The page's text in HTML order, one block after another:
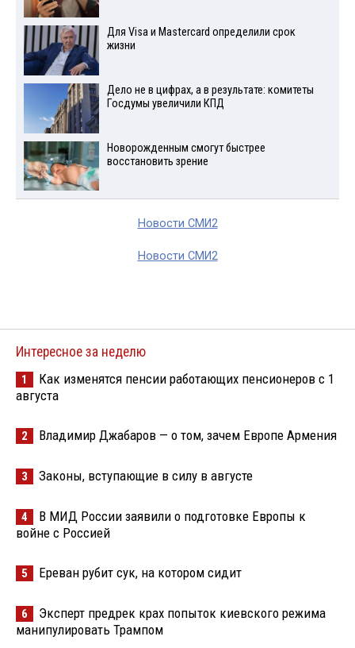
Для Visа и Mastercard определили срок
жизни
Дело не в цифрах, а в результате: комитеты
Госдумы увеличили КПД
Новорожденным смогут быстрее
восстановить зрение
Новости СМИ2
Новости СМИ2
Интересное за неделю
1
Как изменятся пенсии работающих пенсионеров с 1
августа
2 Владимир Джабаров — о том, зачем Европе Армения
3 Законы, вступающие в силу в августе
4
В МИД России заявили о подготовке Европы к
войне с Россией
5 Ереван рубит сук, на котором сидит
6
Эксперт предрек крах попыток киевского режима
манипулировать Трампом